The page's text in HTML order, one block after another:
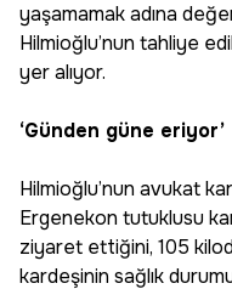
yaşamamak adına
Hilmioğlu’nun tahliye
yer alıyor.
‘Günden güne eriyor’
Hilmioğlu’nun avukat
Ergenekon tutuklusu
ziyaret ettiğini, 105
kardeşinin sağlık